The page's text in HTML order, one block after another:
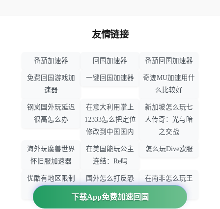
下载App免费加速回国
友情链接
番茄加速器 回国加速器 番茄回国加速器
免费回国游戏加
速器
一键回国加速器
奇迹MU加速用什
么比较好
钢岚国外玩延迟
很高怎么办
在意大利用掌上
12333怎么把定位
修改到中国国内
新加坡怎么玩七
人传奇：光与暗
之交战
海外玩魔兽世界
怀旧服加速器
在美国能玩公主
连结：Re吗
怎么玩Dive欧服
优酷有地区限制
国外怎么打反恐
精英：全球攻势
在南非怎么玩王